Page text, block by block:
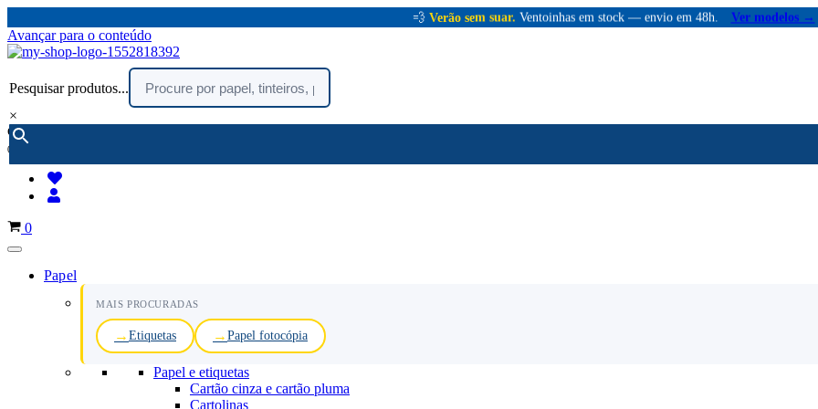
💨 Verão sem suar. Ventoinhas em stock — envio em 48h. Ver modelos →
Avançar para o conteúdo
Pesquisar produtos...
×
encomendar por telefone :
(chamada rede fixa nacional)
Carrinho
0
Papel
MAIS PROCURADAS
Etiquetas Papel fotocópia
Papel e etiquetas
Cartão cinza e cartão pluma
Cartolinas